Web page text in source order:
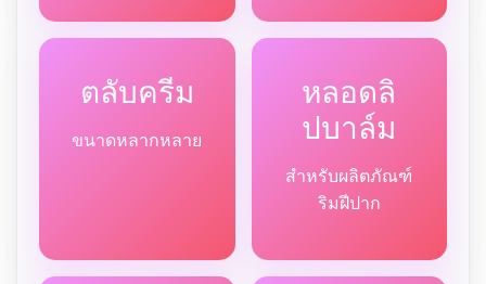
ตลับครีม
ขนาดหลากหลาย
หลอดลิ
ปบาล์ม
สำหรับผลิตภัณฑ์
ริมฝีปาก